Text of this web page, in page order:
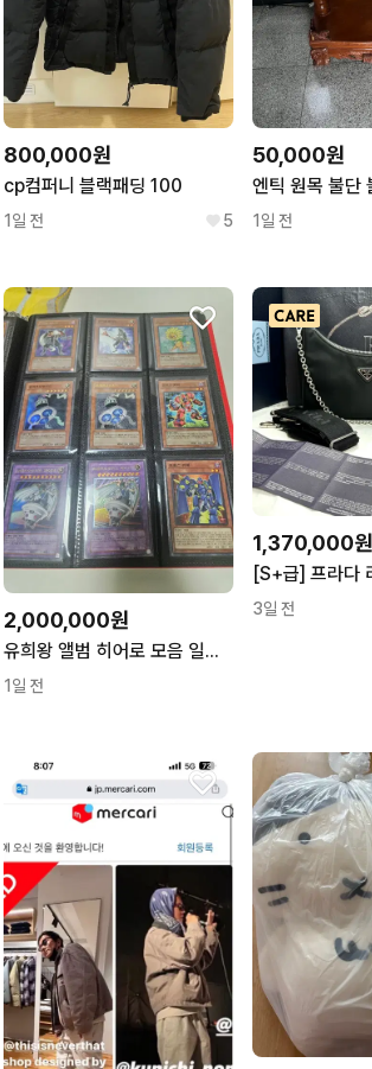
800,000원
cp컴퍼니 블랙패딩 100
1일 전 5
50,000원
1일 전
2,000,000원
유희왕 앨범 히어로 모음 일괄 판매(쥬다이 관련 전부) 일주일간 판매 예정3
1일 전
1,370,000원
3일 전